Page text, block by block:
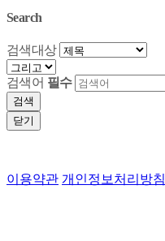
Search
검색대상
검색어 필수
검색
닫기
이용약관 개인정보처리방침